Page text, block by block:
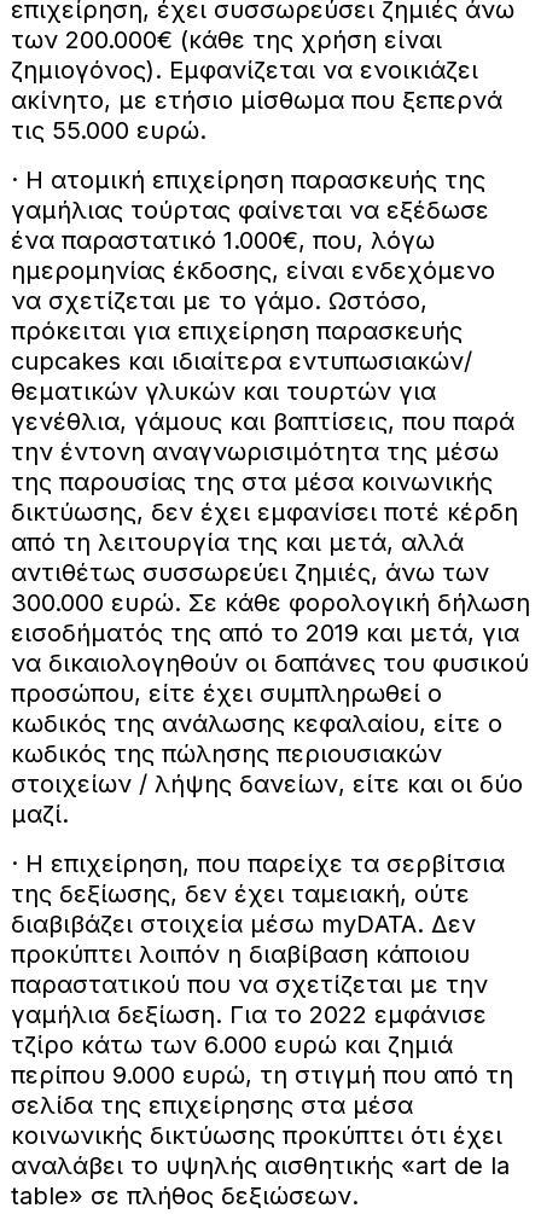
επιχείρηση, έχει συσσωρεύσει ζημιές άνω
των 200.000€ (κάθε της χρήση είναι
ζημιογόνος). Εμφανίζεται να ενοικιάζει
ακίνητο, με ετήσιο μίσθωμα που ξεπερνά
τις 55.000 ευρώ.
· Η ατομική επιχείρηση παρασκευής της
γαμήλιας τούρτας φαίνεται να εξέδωσε
ένα παραστατικό 1.000€, που, λόγω
ημερομηνίας έκδοσης, είναι ενδεχόμενο
να σχετίζεται με το γάμο. Ωστόσο,
πρόκειται για επιχείρηση παρασκευής
cupcakes και ιδιαίτερα εντυπωσιακών/
θεματικών γλυκών και τουρτών για
γενέθλια, γάμους και βαπτίσεις, που παρά
την έντονη αναγνωρισιμότητα της μέσω
της παρουσίας της στα μέσα κοινωνικής
δικτύωσης, δεν έχει εμφανίσει ποτέ κέρδη
από τη λειτουργία της και μετά, αλλά
αντιθέτως συσσωρεύει ζημιές, άνω των
300.000 ευρώ. Σε κάθε φορολογική δήλωση
εισοδήματός της από το 2019 και μετά, για
να δικαιολογηθούν οι δαπάνες του φυσικού
προσώπου, είτε έχει συμπληρωθεί ο
κωδικός της ανάλωσης κεφαλαίου, είτε ο
κωδικός της πώλησης περιουσιακών
στοιχείων / λήψης δανείων, είτε και οι δύο
μαζί.
· Η επιχείρηση, που παρείχε τα σερβίτσια
της δεξίωσης, δεν έχει ταμειακή, ούτε
διαβιβάζει στοιχεία μέσω myDΑΤΑ. Δεν
προκύπτει λοιπόν η διαβίβαση κάποιου
παραστατικού που να σχετίζεται με την
γαμήλια δεξίωση. Για το 2022 εμφάνισε
τζίρο κάτω των 6.000 ευρώ και ζημιά
περίπου 9.000 ευρώ, τη στιγμή που από τη
σελίδα της επιχείρησης στα μέσα
κοινωνικής δικτύωσης προκύπτει ότι έχει
αναλάβει το υψηλής αισθητικής «art de la
table» σε πλήθος δεξιώσεων.